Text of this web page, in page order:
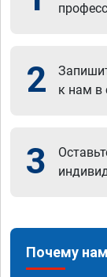
2
к нам в
3
Почему